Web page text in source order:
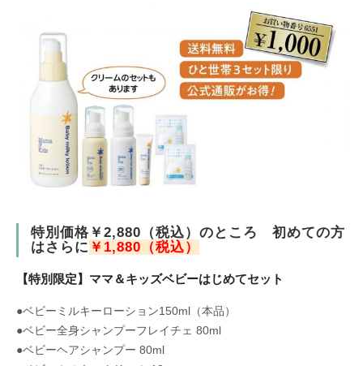
特別価格￥2,880（税込）のところ 初めての方
はさらに ￥1,880（税込）
【特別限定】ママ＆キッズベビーはじめてセット
●ベビーミルキーローション150ml（本品）
●ベビー全身シャンプーフレイチェ 80ml
●ベビーヘアシャンプー 80ml